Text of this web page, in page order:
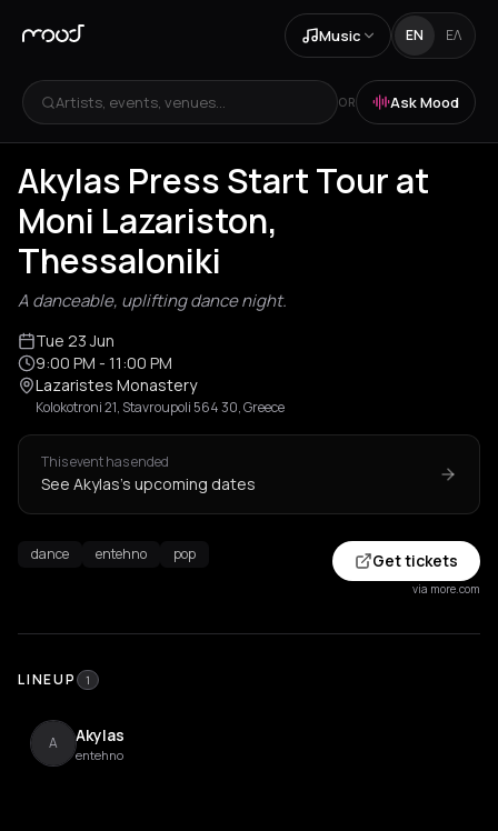
Music EN ΕΛ
Artists, events, venues... OR Ask Mood
Akylas Press Start Tour at
Moni Lazariston,
Thessaloniki
A danceable, uplifting dance night.
Tue 23 Jun
9:00 PM - 11:00 PM
Lazaristes Monastery
Kolokotroni 21, Stavroupoli 564 30, Greece
This event has ended
See Akylas's upcoming dates
dance entehno pop Get tickets
via more.com
LINEUP 1
A Akylas
entehno